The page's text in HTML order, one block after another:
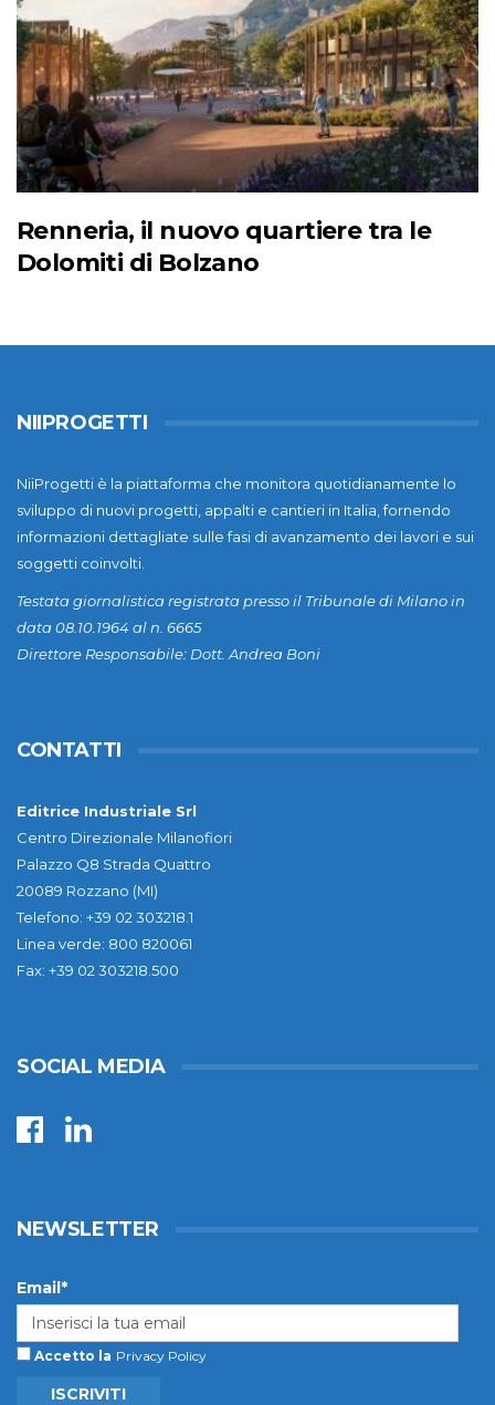
Renneria, il nuovo quartiere tra le
Dolomiti di Bolzano
NIIPROGETTI
NiiProgetti è la piattaforma che monitora quotidianamente lo
sviluppo di nuovi progetti, appalti e cantieri in Italia, fornendo
informazioni dettagliate sulle fasi di avanzamento dei lavori e sui
soggetti coinvolti.
Testata giornalistica registrata presso il Tribunale di Milano in
data 08.10.1964 al n. 6665
Direttore Responsabile: Dott. Andrea Boni
CONTATTI
Editrice Industriale Srl
Centro Direzionale Milanofiori
Palazzo Q8 Strada Quattro
20089 Rozzano (MI)
Telefono: +39 02 303218.1
Linea verde: 800 820061
Fax: +39 02 303218.500
SOCIAL MEDIA
NEWSLETTER
Email*
Accetto la Privacy Policy
ISCRIVITI